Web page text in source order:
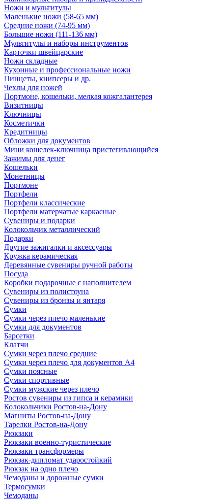
Ножи и мультитулы
Маленькие ножи (58-65 мм)
Средние ножи (74-95 мм)
Большие ножи (111-136 мм)
Мультитулы и наборы инструментов
Карточки швейцарские
Ножи складные
Кухонные и профессиональные ножи
Пинцеты, книпсеры и др.
Чехлы для ножей
Портмоне, кошельки, мелкая кожгалантерея
Визитницы
Ключницы
Косметички
Кредитницы
Обложки для документов
Мини кошелек-ключница пристегивающийся
Зажимы для денег
Кошельки
Монетницы
Портмоне
Портфели
Портфели классические
Портфели матерчатые каркасные
Сувениры и подарки
Колокольчик металлический
Подарки
Другие зажигалки и аксессуары
Кружка керамическая
Деревянные сувениры ручной работы
Посуда
Коробки подарочные с наполнителем
Сувениры из полистоуна
Сувениры из бронзы и янтаря
Сумки
Сумки через плечо маленькие
Сумки для документов
Барсетки
Клатчи
Сумки через плечо средние
Сумки через плечо для документов А4
Сумки поясные
Сумки спортивные
Сумки мужские через плечо
Ростов сувениры из гипса и керамики
Колокольчики Ростов-на-Дону
Магниты Ростов-на-Дону
Тарелки Ростов-на-Дону
Рюкзаки
Рюкзаки военно-туристические
Рюкзаки трансформеры
Рюкзак-дипломат ударостойкий
Рюкзак на одно плечо
Чемоданы и дорожные сумки
Термосумки
Чемоданы